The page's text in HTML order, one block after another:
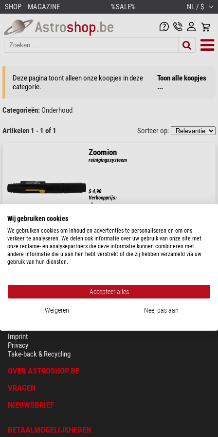
SHOP MAGAZINE %SALE% NL / $
Deze pagina toont alleen onze koopjes in deze
categorie.
Toon alle koopjes
...
Categorieën: Onderhoud
Artikelen 1 - 1 of 1 Sorteer op:
Zoomion
reinigingssysteem
$ 4,90
Verkoopprijs:
$ 1,90
Imprint
Privacy
Take-back & Recycling
OVER ASTROSHOP.BE
VRAGEN
NIEUWSBRIEF
BETAALMOGELIJKHEDEN
Wij gebruiken cookies
We gebruiken cookies om inhoud en advertenties te personaliseren en om ons
verkeer te analyseren. We delen ook informatie over uw gebruik van onze site met
onze reclame- en analysepartners die deze informatie kunnen combineren met
andere informatie die u aan hen hebt verstrekt of die zij hebben verzameld via uw
gebruik van hun diensten.
Accepteer alles
Weigeren Nee, pas aan